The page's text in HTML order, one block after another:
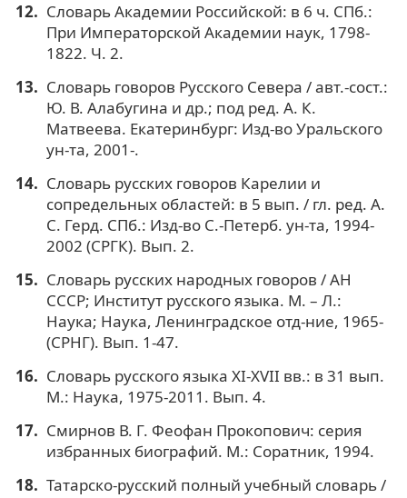
Словарь Академии Российской: в 6 ч. СПб.:
При Императорской Академии наук, 1798-
1822. Ч. 2.
Словарь говоров Русского Севера / авт.-сост.:
Ю. В. Алабугина и др.; под ред. А. К.
Матвеева. Екатеринбург: Изд-во Уральского
ун-та, 2001-.
Словарь русских говоров Карелии и
сопредельных областей: в 5 вып. / гл. ред. А.
С. Герд. СПб.: Изд-во С.-Петерб. ун-та, 1994-
2002 (СРГК). Вып. 2.
Словарь русских народных говоров / АН
СССР; Институт русского языка. М. – Л.:
Наука; Наука, Ленинградское отд-ние, 1965-
(СРНГ). Вып. 1-47.
Словарь русского языка XI-XVII вв.: в 31 вып.
М.: Наука, 1975-2011. Вып. 4.
Смирнов В. Г. Феофан Прокопович: серия
избранных биографий. М.: Соратник, 1994.
Татарско-русский полный учебный словарь /